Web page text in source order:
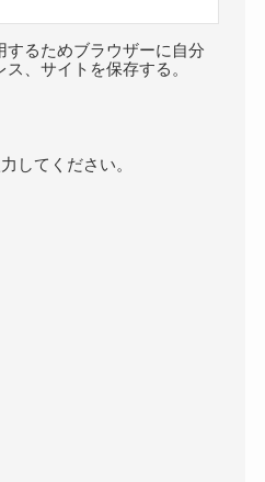
するためブラウザーに自分
、サイトを保存する。
してください。